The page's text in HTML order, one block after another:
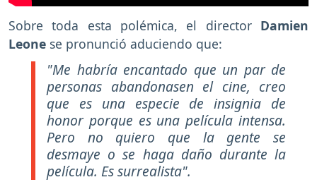
Sobre toda esta polémica, el director Damien
Leone se pronunció aduciendo que:
"Me habría encantado que un par de
personas abandonasen el cine, creo
que es una especie de insignia de
honor porque es una película intensa.
Pero no quiero que la gente se
desmaye o se haga daño durante la
película. Es surrealista".